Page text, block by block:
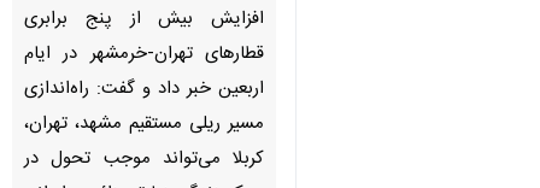
افزایش بیش از پنج برابری
قطارهای تهران-خرمشهر در ایام
اربعین خبر داد و گفت: راه‌اندازی
مسیر ریلی مستقیم مشهد، تهران،
کربلا می‌تواند موجب تحول در